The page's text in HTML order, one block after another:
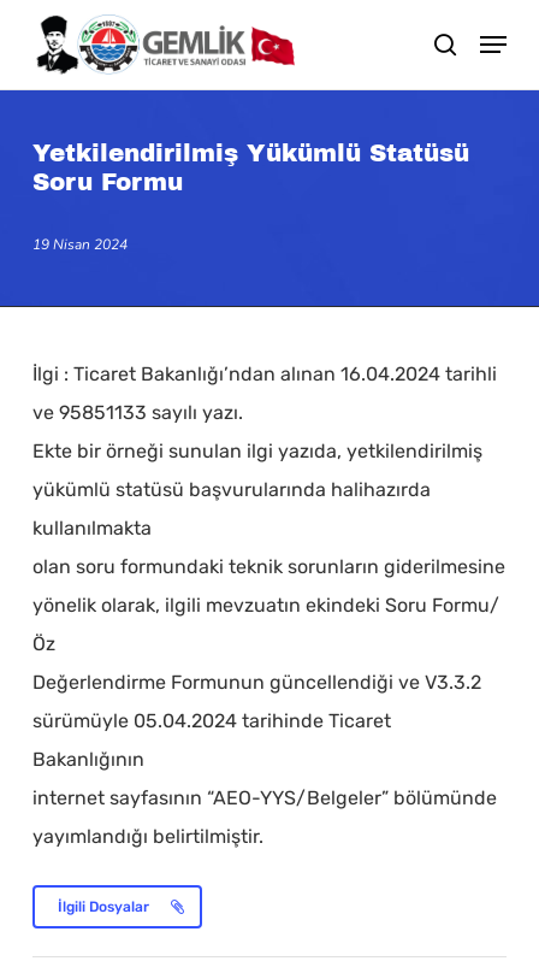
main
search
Yetkilendirilmiş Yükümlü Statüsü
Soru Formu
19 Nisan 2024
İlgi : Ticaret Bakanlığı’ndan alınan 16.04.2024 tarihli
ve 95851133 sayılı yazı.
Ekte bir örneği sunulan ilgi yazıda, yetkilendirilmiş
yükümlü statüsü başvurularında halihazırda
kullanılmakta
olan soru formundaki teknik sorunların giderilmesine
yönelik olarak, ilgili mevzuatın ekindeki Soru Formu/
Öz
Değerlendirme Formunun güncellendiği ve V3.3.2
sürümüyle 05.04.2024 tarihinde Ticaret
Bakanlığının
internet sayfasının “AEO-YYS/Belgeler” bölümünde
yayımlandığı belirtilmiştir.
İlgili Dosyalar